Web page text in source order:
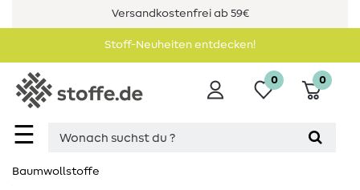
Versandkostenfrei ab 59€
Stoff-Neuheiten entdecken!
☰
0 0
Baumwollstoffe